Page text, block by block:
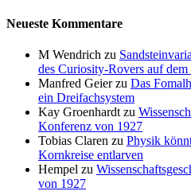
Neueste Kommentare
M Wendrich zu
des Curiosity-Rovers auf dem
Manfred Geierzu Das
ein Dreifachsystem
Kay Groenhardt zu
Konferenz von 1927
Tobias Claren zu Physik
Kornkreise entlarven
Hempel zu
von 1927